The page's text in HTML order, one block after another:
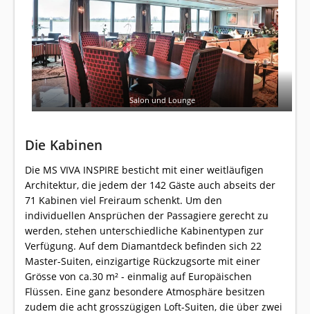
Salon und Lounge
Die Kabinen
Die MS VIVA INSPIRE besticht mit einer weitläufigen
Architektur, die jedem der 142 Gäste auch abseits der
71 Kabinen viel Freiraum schenkt. Um den
individuellen Ansprüchen der Passagiere gerecht zu
werden, stehen unterschiedliche Kabinentypen zur
Verfügung. Auf dem Diamantdeck befinden sich 22
Master-Suiten, einzigartige Rückzugsorte mit einer
Grösse von ca.30 m² - einmalig auf Europäischen
Flüssen. Eine ganz besondere Atmosphäre besitzen
zudem die acht grosszügigen Loft-Suiten, die über zwei